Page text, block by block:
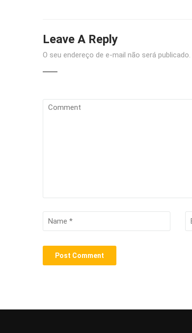
Leave A Reply
O seu endereço de e-mail não será publicado.